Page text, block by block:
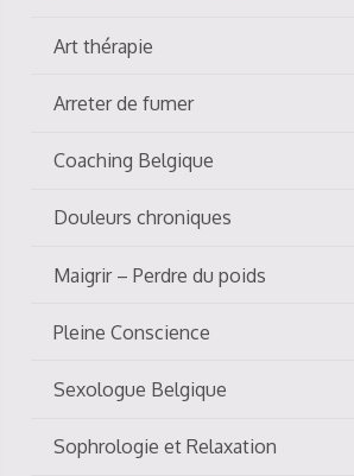
Art thérapie
Arreter de fumer
Coaching Belgique
Douleurs chroniques
Maigrir – Perdre du poids
Pleine Conscience
Sexologue Belgique
Sophrologie et Relaxation